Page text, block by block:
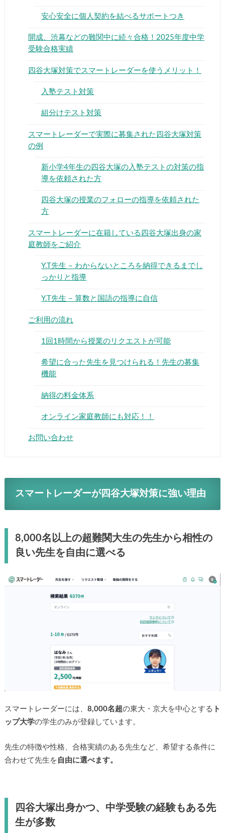
安心安全に個人契約を結べるサポートつき
開成、渋幕などの難関中に続々合格！2025年度中学
受験合格実績
四谷大塚対策でスマートレーダーを使うメリット！
入塾テスト対策
組分けテスト対策
スマートレーダーで実際に募集された四谷大塚対策
の例
新小学4年生の四谷大塚の入塾テストの対策の指
導を依頼された方
四谷大塚の授業のフォローの指導を依頼された
方
スマートレーダーに在籍している四谷大塚出身の家
庭教師をご紹介
Y.T先生 – わからないところを納得できるまでし
っかりと指導
Y.T先生 – 算数と国語の指導に自信
ご利用の流れ
1回1時間から授業のリクエストが可能
希望に合った先生を見つけられる！先生の募集
機能
納得の料金体系
オンライン家庭教師にも対応！！
お問い合わせ
スマートレーダーが四谷大塚対策に強い理由
8,000名以上の超難関大生の先生から相性の
良い先生を自由に選べる
スマートレーダーには、 8,000名超の東大・京大を中心とする ト
ップ大学の学生のみが登録しています。
先生の特徴や性格、合格実績のある先生など、希望する条件に
合わせて先生を 自由に選べます。
四谷大塚出身かつ、中学受験の経験もある先
生が多数